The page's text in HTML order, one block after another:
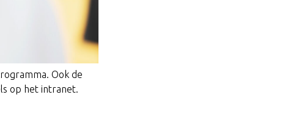
Ook de
op het intranet.